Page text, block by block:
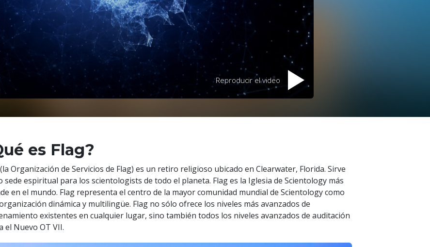
Reproducir el video
es Flag?
Organización de Servicios de Flag) es un retiro religioso ubicado en Clearwater, Florida. Sirve
sede espiritual para los scientologists de todo el planeta. Flag es la Iglesia de Scientology más
en el mundo. Flag representa el centro de la mayor comunidad mundial de Scientology como
dinámica y multilingüe. Flag no sólo ofrece los niveles más avanzados de
existentes en cualquier lugar, sino también todos los niveles avanzados de auditación
el Nuevo OT VII.